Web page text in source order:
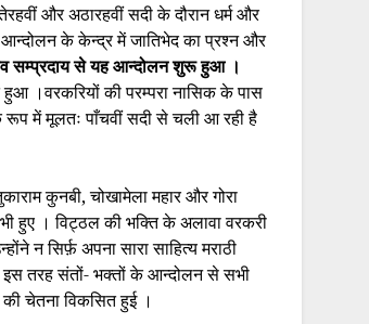
और अठारहवीं सदी के दौरान धर्म और
के केन्द्र में जातिभेद का प्रश्न और
सम्प्रदाय से यह आन्दोलन शुरू हुआ ।
।वरकरियों की परम्परा नासिक के पास
में मूलतः पाँचवीं सदी से चली आ रही है
कुनबी, चोखामेला महार और गोरा
हुए । विट्ठल की भक्ति के अलावा वरकरी
न सिर्फ़ अपना सारा साहित्य मराठी
। इस तरह संतों- भक्तों के आन्दोलन से सभी
चेतना विकसित हुई ।